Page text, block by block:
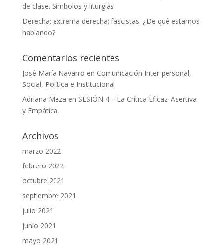
de clase. Símbolos y liturgias
Derecha; extrema derecha; fascistas. ¿De qué estamos
hablando?
Comentarios recientes
José María Navarro en Comunicación Inter-personal,
Social, Política e Institucional
Adriana Meza en SESIÓN 4 – La Crítica Eficaz: Asertiva
y Empática
Archivos
marzo 2022
febrero 2022
octubre 2021
septiembre 2021
julio 2021
junio 2021
mayo 2021